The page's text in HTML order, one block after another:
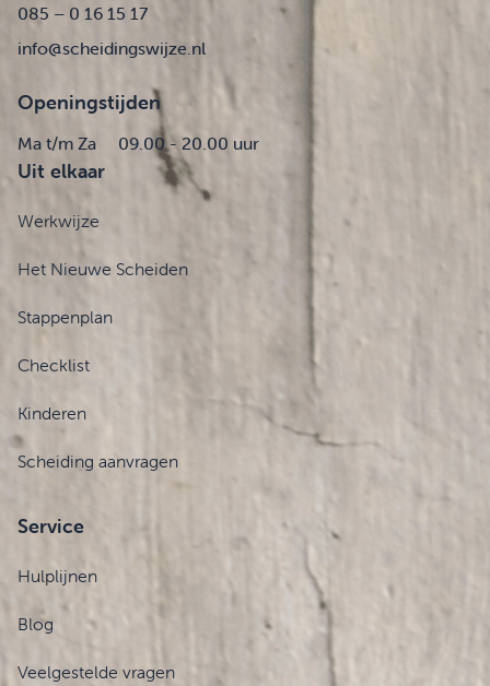
085 – 0 16 15 17
info@scheidingswijze.nl
Openingstijden
Ma t/m Za 09.00 - 20.00 uur
Uit elkaar
Werkwijze
Het Nieuwe Scheiden
Stappenplan
Checklist
Kinderen
Scheiding aanvragen
Service
Hulplijnen
Blog
Veelgestelde vragen